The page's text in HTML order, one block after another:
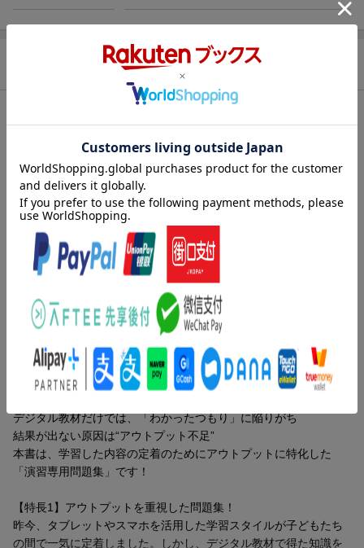
内容紹介（JPROより）
デジタル教材だけでは、「わかったつもり」に陥りがち
結果が出ない原因は“アウトプット不足”
本書は、学習した内容の定着のためにアウトプットに特化した
「演習専用問題集」です！
【特長1】アウトプットを重視した問題集！
昨今、タブレットやスマホを活用した学習スタイルが子どもたち
の間で一気に定着しました。しかし、デジタル教材で得た知識を